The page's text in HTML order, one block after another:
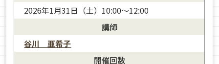
2026年1月31日（土）10:00～12:00
講師
谷川 亜希子
開催回数